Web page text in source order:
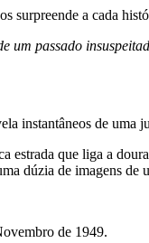
surpreende a cada
um passado
instantâneos de uma
estrada que liga a
dúzia de imagens
de 1949.